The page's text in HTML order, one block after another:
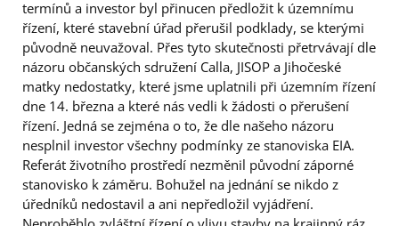
termínů a investor byl přinucen předložit k územnímu
řízení, které stavební úřad přerušil podklady, se kterými
původně neuvažoval. Přes tyto skutečnosti přetrvávají dle
názoru občanských sdružení Calla, JISOP a Jihočeské
matky nedostatky, které jsme uplatnili při územním řízení
dne 14. března a které nás vedli k žádosti o přerušení
řízení. Jedná se zejména o to, že dle našeho názoru
nesplnil investor všechny podmínky ze stanoviska EIA.
Referát životního prostředí nezměnil původní záporné
stanovisko k záměru. Bohužel na jednání se nikdo z
úředníků nedostavil a ani nepředložil vyjádření.